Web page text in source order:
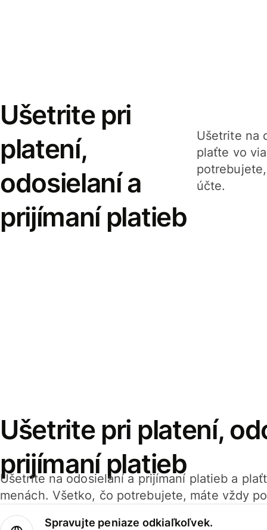
Ušetrite pri
platení,
odosielaní a
prijímaní platieb
Ušetrite na
plaťte vo
účte.
Ušetrite pri platení,
prijímaní platieb
Ušetrite na odosielaní a prijímaní platieb a
menách. Všetko, čo potrebujete, máte vždy
Spravujte peniaze odkiaľkoľvek.